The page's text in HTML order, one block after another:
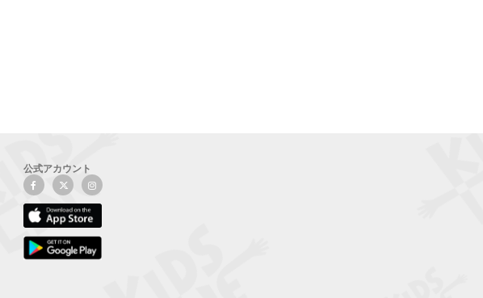
公式アカウント